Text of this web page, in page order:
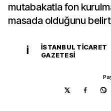
mutabakatla fon
masada olduğunu
İ
İSTANBUL TICARET
GAZETESI